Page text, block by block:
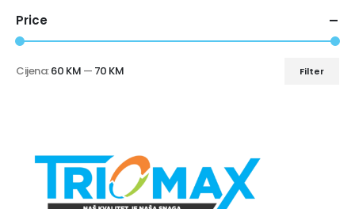
Price
Filter
Cijena:60 KM — 70 KM